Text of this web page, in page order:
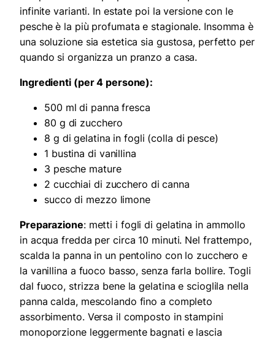
infinite varianti. In estate poi la versione con le
pesche è la più profumata e stagionale. Insomma è
una soluzione sia estetica sia gustosa, perfetto per
quando si organizza un pranzo a casa.
Ingredienti (per 4 persone):
500 ml di panna fresca
80 g di zucchero
8 g di gelatina in fogli (colla di pesce)
1 bustina di vanillina
3 pesche mature
2 cucchiai di zucchero di canna
succo di mezzo limone
Preparazione: metti i fogli di gelatina in ammollo
in acqua fredda per circa 10 minuti. Nel frattempo,
scalda la panna in un pentolino con lo zucchero e
la vanillina a fuoco basso, senza farla bollire. Togli
dal fuoco, strizza bene la gelatina e scioglila nella
panna calda, mescolando fino a completo
assorbimento. Versa il composto in stampini
monoporzione leggermente bagnati e lascia